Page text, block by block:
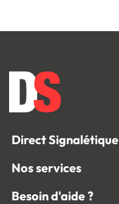
Direct Signalétique
Nos services
Besoin d'aide ?